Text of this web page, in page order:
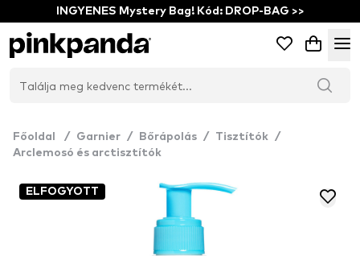
INGYENES Mystery Bag! Kód: DROP-BAG >>
Főoldal / Garnier / Bőrápolás / Tisztítók /
Arclemosó és arctisztítók
ELFOGYOTT